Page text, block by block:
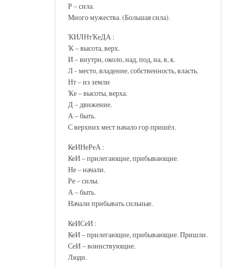
Р – сила.
Много мужества. (Большая сила).
ҠИЛНтҠеДА :
Ҡ – высота, верх.
И – внутри, около, над, под, на, в, к.
Л - место, владение, собственность, власть.
Нт – из земли
Ҡе – высоты, верха.
Д – движение.
А – быть.
С верхних мест начало гор пришёл.
КеИНеРеА :
КеИ – прилегающие, прибывающие.
Не – начали.
Ре – силы.
А – быть.
Начали прибывать сильные.
КеИСеИ :
КеИ – прилегающие, прибывающие. Пришли.
СеИ – воинствующие.
Люди.